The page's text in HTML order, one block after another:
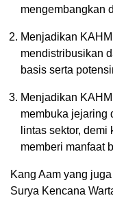
mengembangkan
Menjadikan
mendistribusikan
basis serta
Menjadikan
membuka jejaring
lintas sektor,
memberi manfaat
Kang Aam yang
Surya Kencana